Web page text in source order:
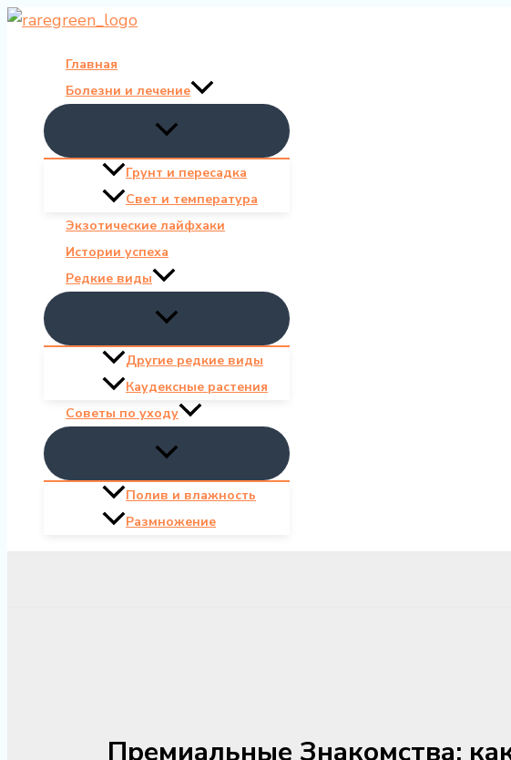
Перейти
содержимому
Главная
Болезни и лечение
Грунт и пересадка
Свет и температура
Экзотические лайфхаки
Истории успеха
Редкие виды
Другие редкие виды
Каудексные растения
Советы по уходу
Полив и влажность
Размножение
Премиальные Знакомства: